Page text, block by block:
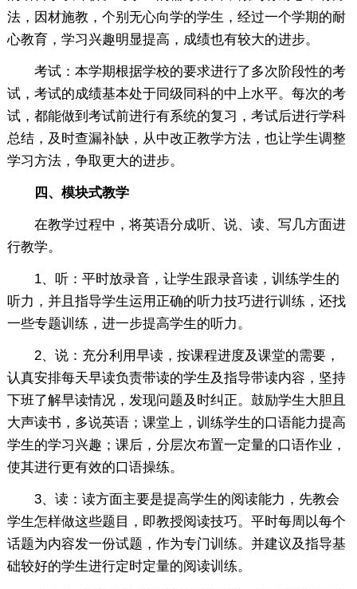
法，因材施教，个别无心向学的学生，经过一个学期的耐
心教育，学习兴趣明显提高，成绩也有较大的进步。
考试：本学期根据学校的要求进行了多次阶段性的考
试，考试的成绩基本处于同级同科的中上水平。每次的考
试，都能做到考试前进行有系统的复习，考试后进行学科
总结，及时查漏补缺，从中改正教学方法，也让学生调整
学习方法，争取更大的进步。
四、模块式教学
在教学过程中，将英语分成听、说、读、写几方面进
行教学。
1、听：平时放录音，让学生跟录音读，训练学生的
听力，并且指导学生运用正确的听力技巧进行训练，还找
一些专题训练，进一步提高学生的听力。
2、说：充分利用早读，按课程进度及课堂的需要，
认真安排每天早读负责带读的学生及指导带读内容，坚持
下班了解早读情况，发现问题及时纠正。鼓励学生大胆且
大声读书，多说英语；课堂上，训练学生的口语能力提高
学生的学习兴趣；课后，分层次布置一定量的口语作业，
使其进行更有效的口语操练。
3、读：读方面主要是提高学生的阅读能力，先教会
学生怎样做这些题目，即教授阅读技巧。平时每周以每个
话题为内容发一份试题，作为专门训练。并建议及指导基
础较好的学生进行定时定量的阅读训练。